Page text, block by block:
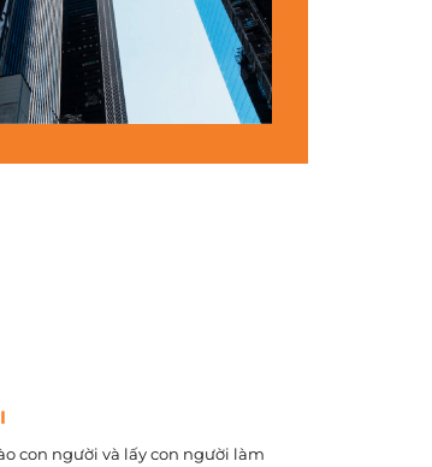
con người và lấy con người làm